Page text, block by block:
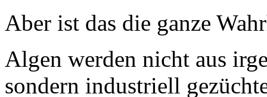
Aber ist das die ganze
Algen werden nicht aus
sondern industriell